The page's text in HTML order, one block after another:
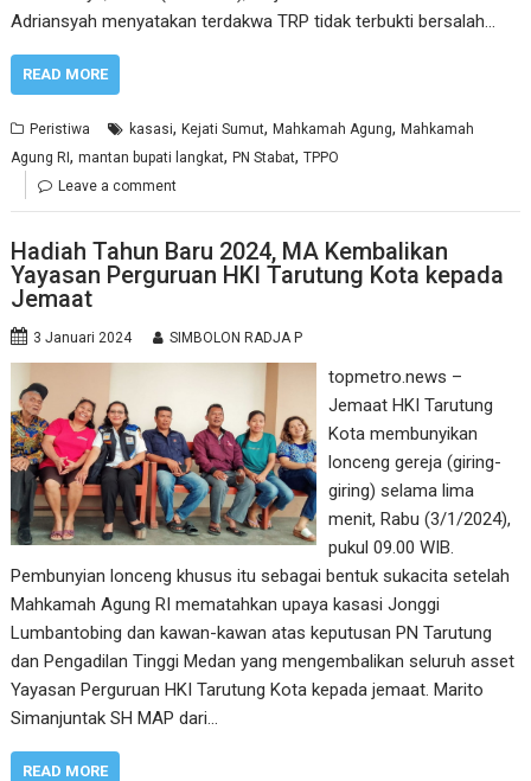
Adriansyah menyatakan terdakwa TRP tidak terbukti bersalah…
READ MORE
Peristiwa kasasi,Kejati Sumut,Mahkamah Agung,Mahkamah
Agung RI,mantan bupati langkat,PN Stabat,TPPO
Leave a comment
Hadiah Tahun Baru 2024, MA Kembalikan
Yayasan Perguruan HKI Tarutung Kota kepada
Jemaat
3 Januari 2024 SIMBOLON RADJA P
topmetro.news –
Jemaat HKI Tarutung
Kota membunyikan
lonceng gereja (giring-
giring) selama lima
menit, Rabu (3/1/2024),
pukul 09.00 WIB.
Pembunyian lonceng khusus itu sebagai bentuk sukacita setelah
Mahkamah Agung RI mematahkan upaya kasasi Jonggi
Lumbantobing dan kawan-kawan atas keputusan PN Tarutung
dan Pengadilan Tinggi Medan yang mengembalikan seluruh asset
Yayasan Perguruan HKI Tarutung Kota kepada jemaat. Marito
Simanjuntak SH MAP dari…
READ MORE